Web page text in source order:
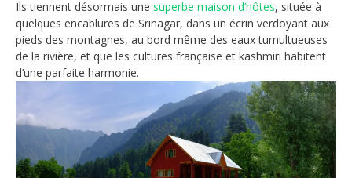
Ils tiennent désormais une superbe maison d’hôtes, située à
quelques encablures de Srinagar, dans un écrin verdoyant aux
pieds des montagnes, au bord même des eaux tumultueuses
de la rivière, et que les cultures française et kashmiri habitent
d’une parfaite harmonie.